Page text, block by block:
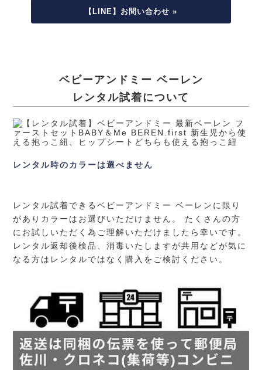
【LINE】お問い合わせ »
ベビーアンドミー ベーレン
レンタル試着について
レンタル時のカラーは選べません
レンタル試着できるベビーアンドミー ベーレンに限り
がありカラーはお選びいただけません。 たくさんの方
にお試しいただく為ご理解いただけましたら幸いです。
レンタル返却後検品、消毒いたしますが共用などが気に
なる方はレンタルではなく購入をご検討ください。